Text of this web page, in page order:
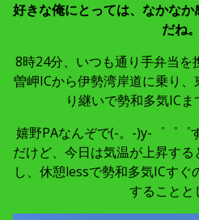
好きな俺にとっては、なかな
だね。
8時24分、いつも通り手弁当を
曽岬ICから伊勢湾岸道に乗り
り継いで勢和多気ICま
嬉野PAなんぞで(-。-)y-゜゜゜
だけど、今日は気温が上昇す
し、休憩lessで勢和多気ICす
することと